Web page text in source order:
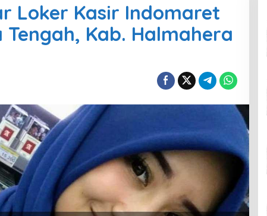
Loker Kasir Indomaret
Kab. Halmahera